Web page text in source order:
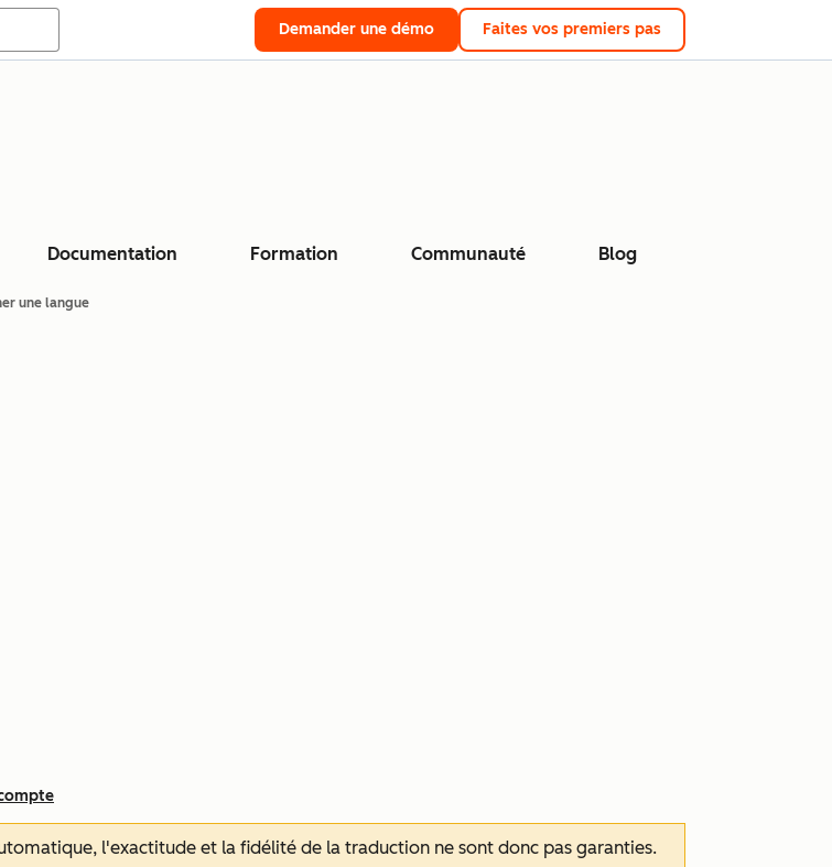
Demander une démo Faites vos premiers pas
Documentation Formation Communauté Blog
une langue
l'exactitude et la fidélité de la traduction ne sont donc pas garanties.